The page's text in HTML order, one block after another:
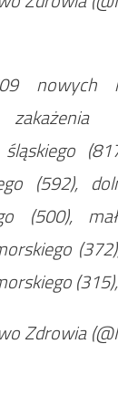
nowych i
zakażenia
(592),
(500),
(315),
Zdrowia